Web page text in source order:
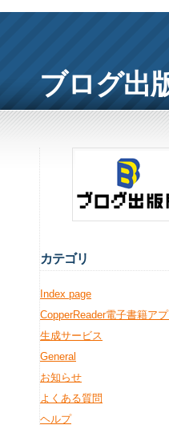
ブログ出
カテゴリ
Index page
CopperReader電子書籍アプ
生成サービス
General
お知らせ
よくある質問
ヘルプ